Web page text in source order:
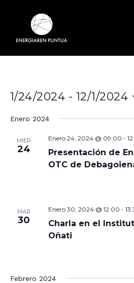
contenido
1/24/2024 - 12/1/2024
Enero 2024
MIER
24
Enero 24, 2024 @ 09:00 -
Presentación de
OTC de
MAR
30
Enero 30, 2024 @ 12:00 -
Charla en el
Oñati
Febrero 2024